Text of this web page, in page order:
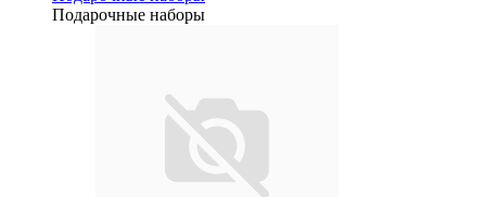
Подарочные наборы